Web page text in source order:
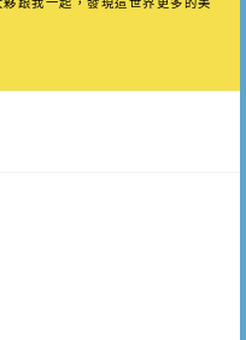
跟我一起，發現這世界更多的美